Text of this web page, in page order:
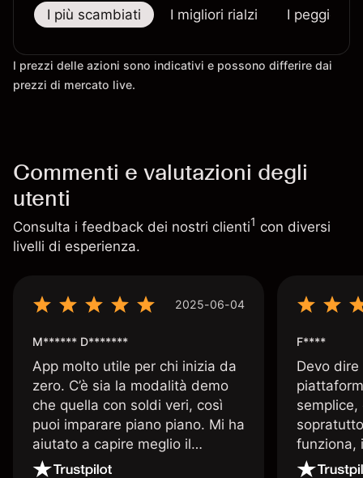
I più scambiati I migliori rialzi I peggiori
I prezzi delle azioni sono indicativi e possono differire dai
prezzi di mercato live.
Commenti e valutazioni degli
utenti
Consulta i feedback dei nostri clienti1 con diversi
livelli di esperienza.
2025-06-04
M****** D*******
App molto utile per chi inizia da
zero. C’è sia la modalità demo
che quella con soldi veri, così
puoi imparare piano piano. Mi ha
aiutato a capire meglio il
trading. La consiglio a chi parte
F****
Devo
funziona,
Davide e'